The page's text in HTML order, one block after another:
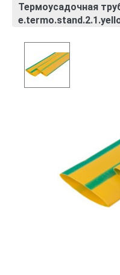
Термоусадочная